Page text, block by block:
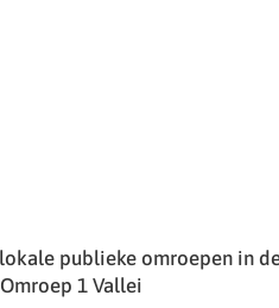
publieke omroepen in
1 Vallei